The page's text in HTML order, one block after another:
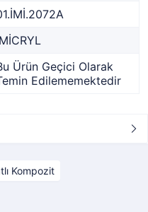
Ürün Geçici Olarak
Edilememektedir
Kompozit